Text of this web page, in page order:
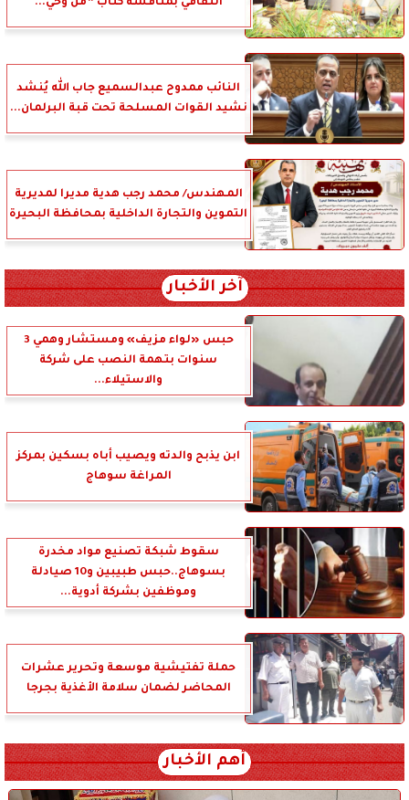
النائب ممدوح عبدالسميع جاب الله يُنشد
نشيد القوات المسلحة تحت قبة البرلمان...
المهندس/ محمد رجب هدية مديرا لمديرية
التموين والتجارة الداخلية بمحافظة البحيرة
آخر الأخبار
حبس «لواء مزيف» ومستشار وهمي 3
سنوات بتهمة النصب على شركة
والاستيلاء...
ابن يذبح والدته ويصيب أباه بسكين بمركز
المراغة سوهاج
سقوط شبكة تصنيع مواد مخدرة
بسوهاج..حبس طبيبين و10 صيادلة
وموظفين بشركة أدوية...
حملة تفتيشية موسعة وتحرير عشرات
المحاضر لضمان سلامة الأغذية بجرجا
أهم الأخبار